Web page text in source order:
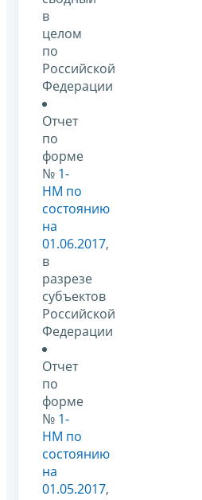
в
целом
по
Российской
Федерации
Отчет
по
форме
№ 1-
НМ по
состоянию
на
01.06.2017,
в
разрезе
субъектов
Российской
Федерации
Отчет
по
форме
№ 1-
НМ по
состоянию
на
01.05.2017,